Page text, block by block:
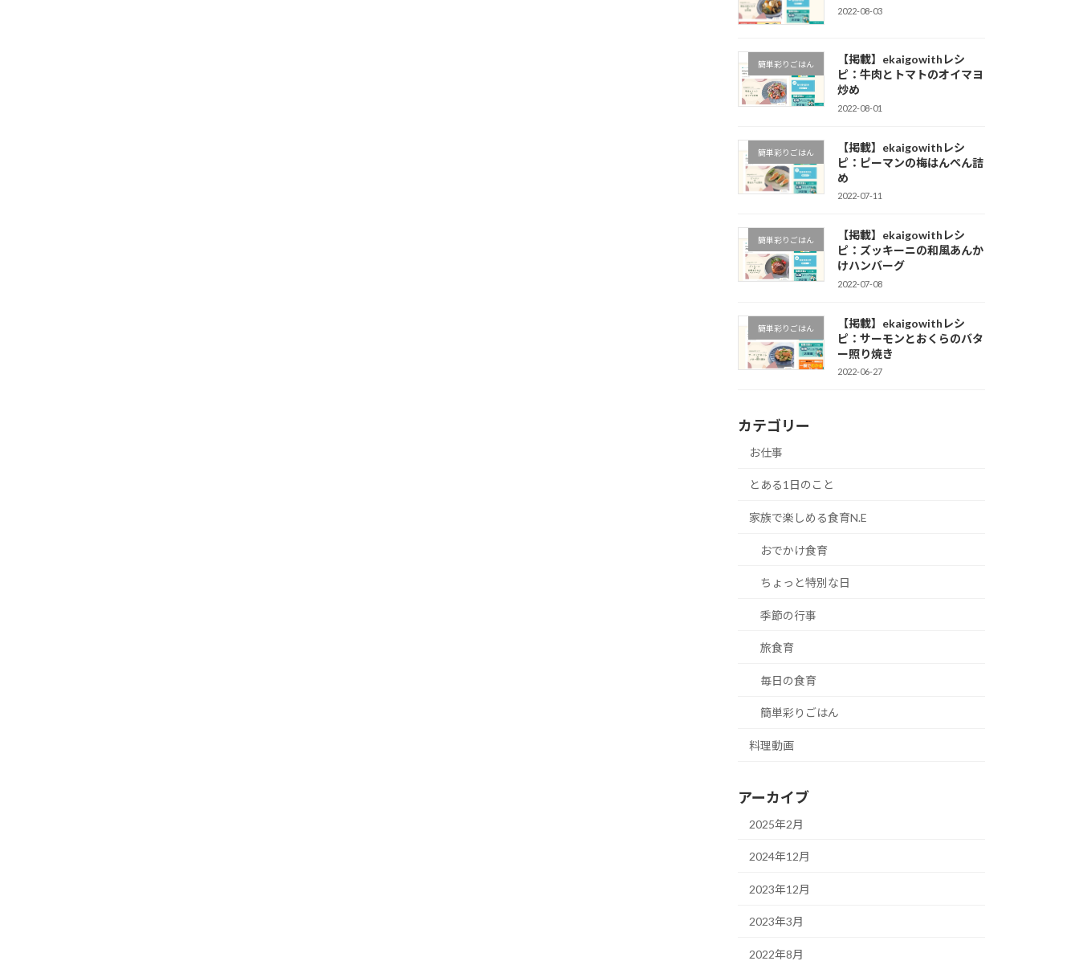
2022-08-03
簡単彩りごはん
【掲載】ekaigowithレシ
ピ：牛肉とトマトのオイマヨ
炒め
2022-08-01
簡単彩りごはん
【掲載】ekaigowithレシ
ピ：ピーマンの梅はんぺん詰
め
2022-07-11
簡単彩りごはん
【掲載】ekaigowithレシ
ピ：ズッキーニの和風あんか
けハンバーグ
2022-07-08
簡単彩りごはん
【掲載】ekaigowithレシ
ピ：サーモンとおくらのバタ
ー照り焼き
2022-06-27
カテゴリー
お仕事
とある1日のこと
家族で楽しめる食育N.E
おでかけ食育
ちょっと特別な日
季節の行事
旅食育
毎日の食育
簡単彩りごはん
料理動画
アーカイブ
2025年2月
2024年12月
2023年12月
2023年3月
2022年8月